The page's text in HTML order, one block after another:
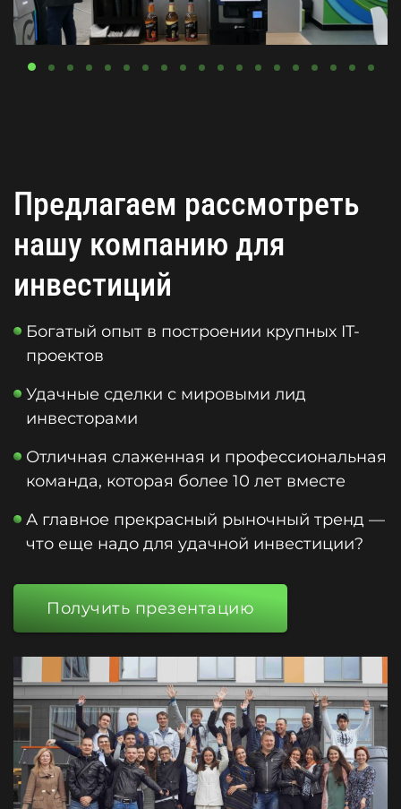
Предлагаем рассмотреть
нашу компанию для
инвестиций
Богатый опыт в построении крупных IT-
проектов
Удачные сделки с мировыми лид
инвесторами
Отличная слаженная и профессиональная
команда, которая более 10 лет вместе
А главное прекрасный рыночный тренд —
что еще надо для удачной инвестиции?
Получить презентацию